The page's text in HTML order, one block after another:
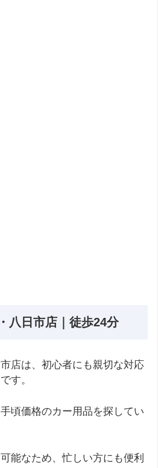
八日市店｜徒歩24分
店は、初心者にも親切な対応
す。
頃価格のカー用品を探してい
能なため、忙しい方にも便利